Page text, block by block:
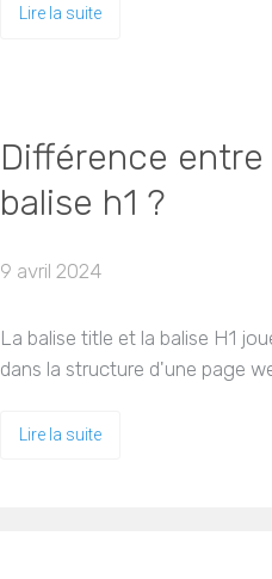
Lire la suite
Différence
balise h1 ?
9 avril 2024
La balise title et la balise H1
dans la structure d'une page
Lire la suite